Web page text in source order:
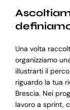
Una volta
organizziamo
illustrarti il
riguardo la tua
Brescia. Nei
lavoro a sprint,